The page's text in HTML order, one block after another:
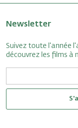
Newsletter
Suivez toute l'année
découvrez les films à